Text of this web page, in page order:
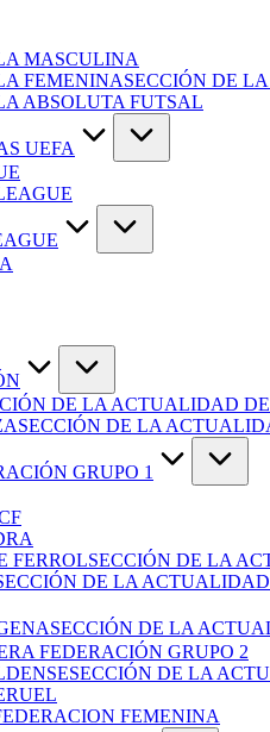
MASCULINA
FEMENINASECCIÓN DE
ABSOLUTA FUTSAL
UEFA
DE LA ACTUALIDAD
SECCIÓN DE LA
GRUPO 1
FERROLSECCIÓN DE LA
DE LA
SECCIÓN DE LA
FEDERACIÓN GRUPO 2
SECCIÓN DE LA
FEMENINA